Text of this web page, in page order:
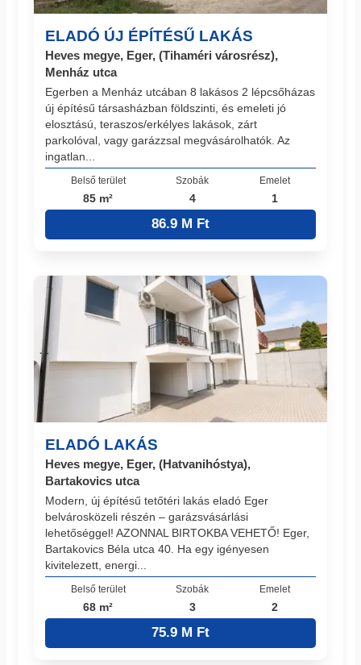
ELADÓ ÚJ ÉPÍTÉSŰ LAKÁS
Heves megye, Eger, (Tihaméri városrész),
Menház utca
Egerben a Menház utcában 8 lakásos 2 lépcsőházas
új építésű társasházban földszinti, és emeleti jó
elosztású, teraszos/erkélyes lakások, zárt
parkolóval, vagy garázzsal megvásárolhatók. Az
ingatlan...
Belső terület
85 m²
Szobák
4
Emelet
1
86.9 M Ft
ELADÓ LAKÁS
Heves megye, Eger, (Hatvanihóstya),
Bartakovics utca
Modern, új építésű tetőtéri lakás eladó Eger
belvárosközeli részén – garázsvásárlási
lehetőséggel! AZONNAL BIRTOKBA VEHETŐ! Eger,
Bartakovics Béla utca 40. Ha egy igényesen
kivitelezett, energi...
Belső terület
68 m²
Szobák
3
Emelet
2
75.9 M Ft